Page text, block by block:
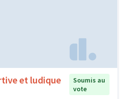
et ludique
Soumis au
vote